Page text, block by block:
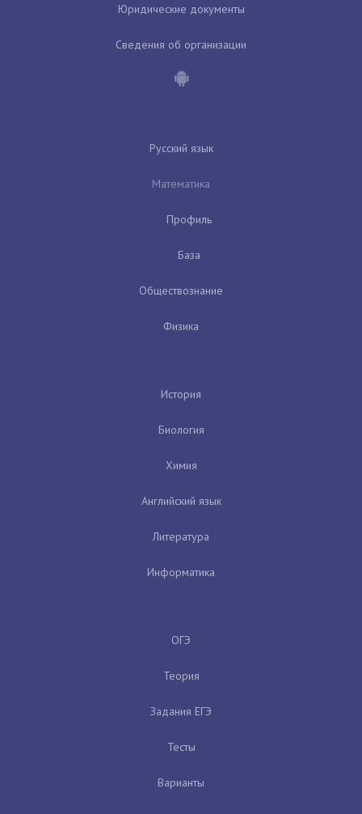
Юридические документы
Сведения об организации
Русский язык
Математика
Профиль
База
Обществознание
Физика
История
Биология
Химия
Английский язык
Литература
Информатика
ОГЭ
Теория
Задания ЕГЭ
Тесты
Варианты